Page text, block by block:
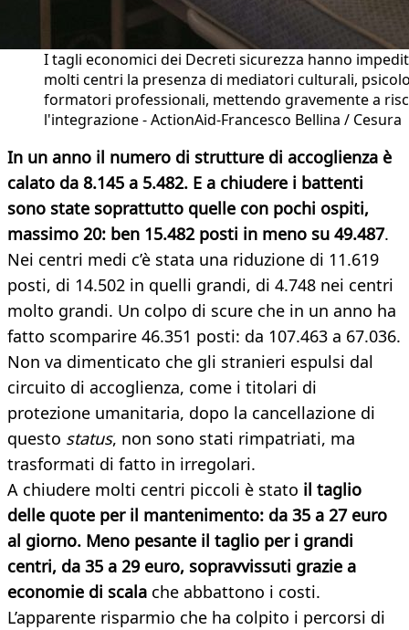
I tagli economici dei Decreti sicurezza hanno
molti centri la presenza di mediatori culturali,
formatori professionali, mettendo gravemente a
l'integrazione - ActionAid-Francesco Bellina / Cesura
In un anno il numero di strutture di accoglienza è
calato da 8.145 a 5.482. E a chiudere i battenti
sono state soprattutto quelle con pochi ospiti,
massimo 20: ben 15.482 posti in meno su 49.487.
Nei centri medi c’è stata una riduzione di 11.619
posti, di 14.502 in quelli grandi, di 4.748 nei centri
molto grandi. Un colpo di scure che in un anno ha
fatto scomparire 46.351 posti: da 107.463 a 67.036.
Non va dimenticato che gli stranieri espulsi dal
circuito di accoglienza, come i titolari di
protezione umanitaria, dopo la cancellazione di
questo status, non sono stati rimpatriati, ma
trasformati di fatto in irregolari.
A chiudere molti centri piccoli è stato il taglio
delle quote per il mantenimento: da 35 a 27 euro
al giorno. Meno pesante il taglio per i grandi
centri, da 35 a 29 euro, sopravvissuti grazie a
economie di scala che abbattono i costi.
L’apparente risparmio che ha colpito i percorsi di